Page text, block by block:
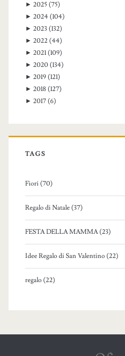
► 2025 (75)
► 2024 (104)
► 2023 (132)
► 2022 (44)
► 2021 (109)
► 2020 (134)
► 2019 (121)
► 2018 (127)
► 2017 (6)
TAGS
Fiori (70)
Regalo di Natale (37)
FESTA DELLA MAMMA (23)
Idee Regalo di San Valentino (22)
regalo (22)